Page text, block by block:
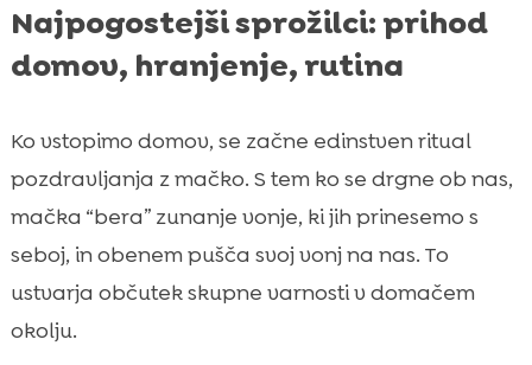
Najpogostejši sprožilci: prihod
domov, hranjenje, rutina
Ko vstopimo domov, se začne edinstven ritual
pozdravljanja z mačko. S tem ko se drgne ob nas,
mačka “bera” zunanje vonje, ki jih prinesemo s
seboj, in obenem pušča svoj vonj na nas. To
ustvarja občutek skupne varnosti v domačem
okolju.